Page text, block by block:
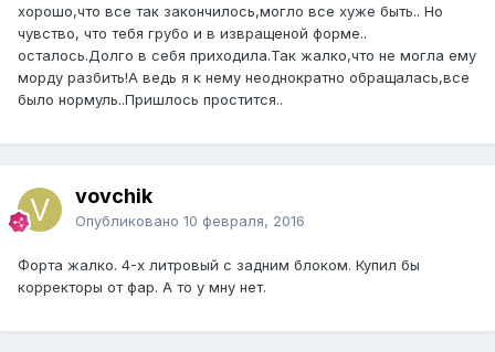
хорошо,что все так закончилось,могло все хуже быть.. Но
чувство, что тебя грубо и в извращеной форме..
осталось.Долго в себя приходила.Так жалко,что не могла ему
морду разбить!А ведь я к нему неоднократно обращалась,все
было нормуль..Пришлось простится..
vovchik
Опубликовано 10 февраля, 2016
Форта жалко. 4-х литровый с задним блоком. Купил бы
корректоры от фар. А то у мну нет.